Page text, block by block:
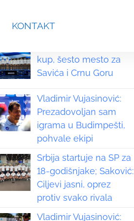
KONTAKT
kup, šesto mesto za
Savića i Crnu Goru
Vladimir Vujasinović:
Prezadovoljan sam
igrama u Budimpešti,
pohvale ekipi
Srbija startuje na SP za
18-godišnjake; Saković:
Ciljevi jasni, oprez
protiv svako rivala
Vladimir Vujasinović: